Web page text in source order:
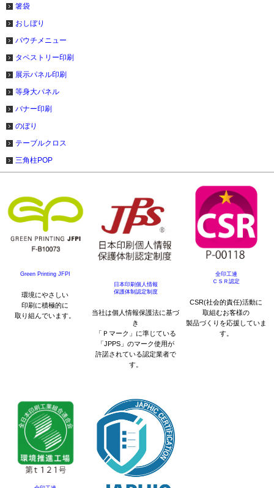
箸袋
おしぼり
パウチメニュー
タペストリー印刷
展示パネル印刷
等身大パネル
バナー印刷
のぼり
テーブルクロス
三角柱POP
Green Printing JFPI
環境にやさしい
印刷に積極的に
取り組んでいます。
日本印刷個人情報
保護体制認定制度
当社は個人情報保護法に基づ
き
「Ｐマーク」に準じている
「JPPS」のマーク使用が
許諾されている認定業者で
す。
全印工連
ＣＳＲ認定
CSR(社会的責任)活動に
取組むお客様の
製品づくりを応援していま
す。